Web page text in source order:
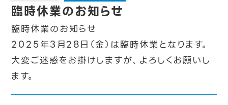
臨時休業のお知らせ
臨時休業のお知らせ
2025年3月28日（金）は臨時休業となります。
大変ご迷惑をお掛けしますが、よろしくお願いし
ます。